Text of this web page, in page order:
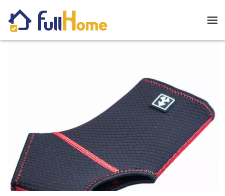
Skip to main content